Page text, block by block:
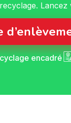
encadré